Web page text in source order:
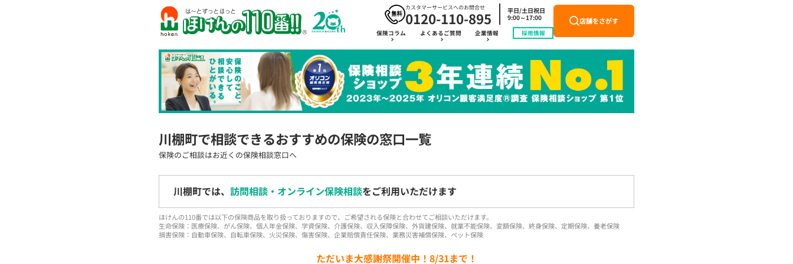
カスタマーサービスへのお問合せ
0120-110-895
平日/土日祝日
9:00～17:00
保険コラム よくあるご質問 企業情報 採用情報
店舗をさがす
川棚町で相談できるおすすめの保険の窓口一覧
保険のご相談はお近くの保険相談窓口へ
川棚町では、 訪問相談・オンライン保険相談をご利用いただけます
ほけんの110番では以下の保険商品を取り扱っておりますので、ご希望される保険と合わせてご相談いただけます。
生命保険：医療保険、がん保険、個人年金保険、学資保険、介護保険、収入保障保険、外貨建保険、就業不能保険、変額保険、終身保険、定期保険、養老保険
損害保険：自動車保険、自転車保険、火災保険、傷害保険、企業賠償責任保険、業務災害補償保険、ペット保険
ただいま大感謝祭開催中！8/31まで！